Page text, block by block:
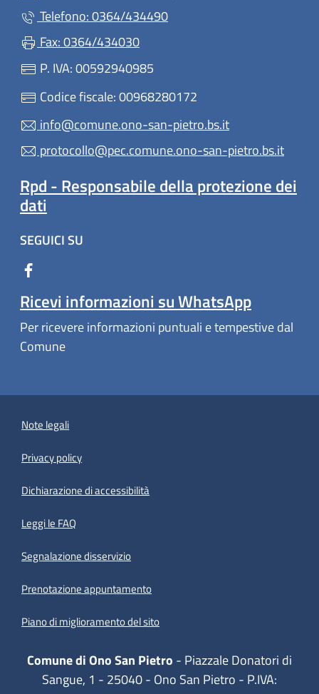
Telefono: 0364/434490
Fax: 0364/434030
P. IVA: 00592940985
Codice fiscale: 00968280172
info@comune.ono-san-pietro.bs.it
protocollo@pec.comune.ono-san-pietro.bs.it
Rpd - Responsabile della protezione dei
dati
SEGUICI SU
Ricevi informazioni su WhatsApp
Per ricevere informazioni puntuali e tempestive dal
Comune
Note legali
Privacy policy
Dichiarazione di accessibilità
Leggi le FAQ
Segnalazione disservizio
Prenotazione appuntamento
Piano di miglioramento del sito
Comune di Ono San Pietro - Piazzale Donatori di
Sangue, 1 - 25040 - Ono San Pietro - P.IVA: